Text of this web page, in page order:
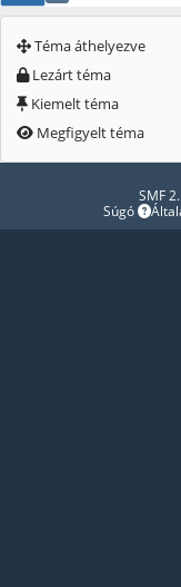
Téma áthelyezve
Lezárt téma
Kiemelt téma
Megfigyelt téma
SMF
Súgó